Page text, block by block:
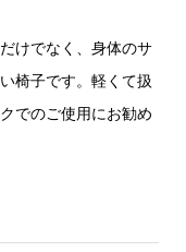
けでなく、身体のサ
椅子です。軽くて扱
でのご使用にお勧め